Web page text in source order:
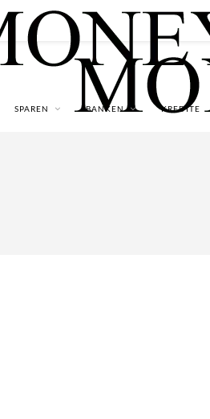
SPAREN BANKEN KREDITE